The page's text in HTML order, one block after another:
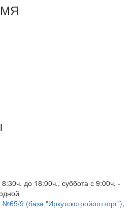
до 18:00ч., суббота с 9:00ч. -
9 (база "Иркутскстройоптторг"),